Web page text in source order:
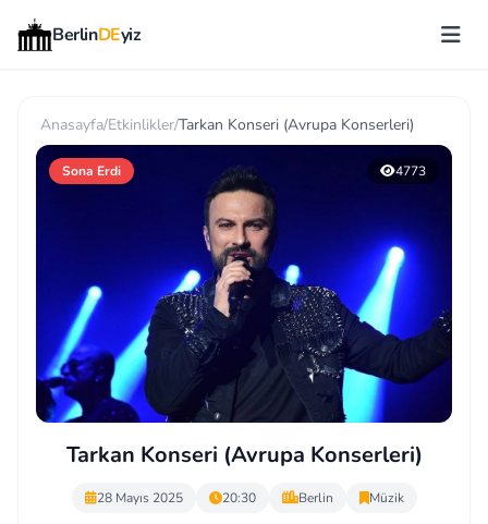
BerlinDEyiz
Anasayfa/Etkinlikler/Tarkan Konseri (Avrupa Konserleri)
Sona Erdi 4773
Tarkan Konseri (Avrupa Konserleri)
28 Mayıs 2025 20:30 Berlin Müzik